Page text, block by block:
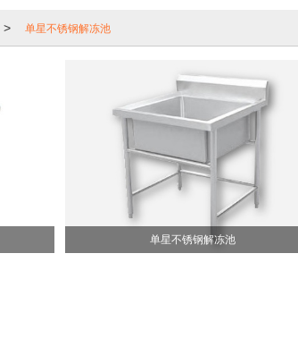
> 单星不锈钢解冻池
单星不锈钢解冻池